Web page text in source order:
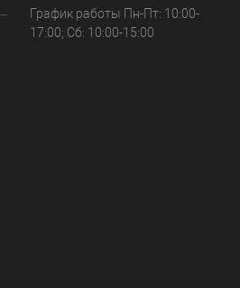
График работы Пн-Пт: 10:00-
17:00; Сб: 10:00-15:00